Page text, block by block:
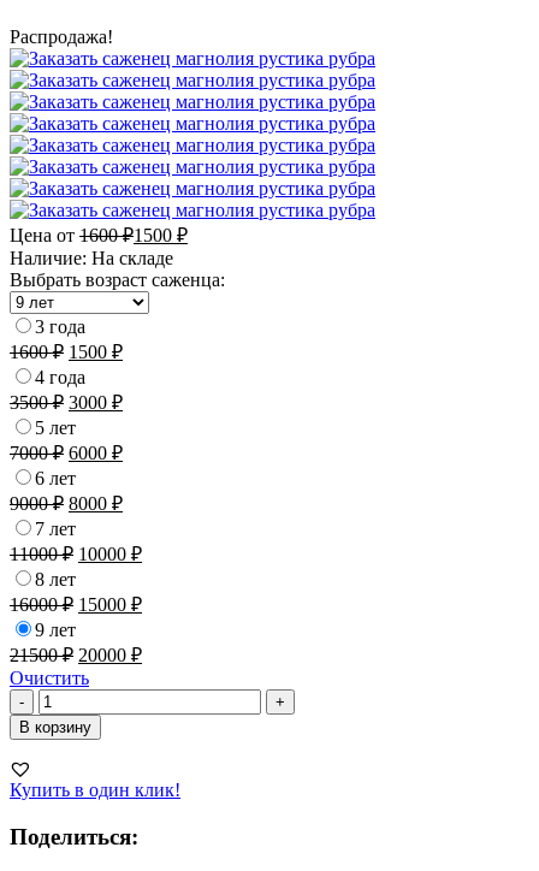
Распродажа!
Цена от 1600₽1500 ₽
Наличие: На складе
Выбрать возраст саженца:
3 года
1600₽ 1500 ₽
4 года
3500₽ 3000 ₽
5 лет
7000₽ 6000 ₽
6 лет
9000₽ 8000 ₽
7 лет
11000₽ 10000 ₽
8 лет
16000₽ 15000 ₽
9 лет
21500₽ 20000 ₽
Очистить
-
Количество
товара
Магнолия
Рубра
+
В корзину
Купить в один клик!
Поделиться: